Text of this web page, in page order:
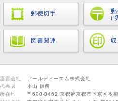
郵便切手
郵
（
図書関連 収
運営会社
アールディーエム株式会社
代表者
小山 慎司
所在地
〒600-8462 京都府京都市下京区本